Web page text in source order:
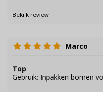
Bekijk review
Marco
Top
Gebruik: Inpakken bomen